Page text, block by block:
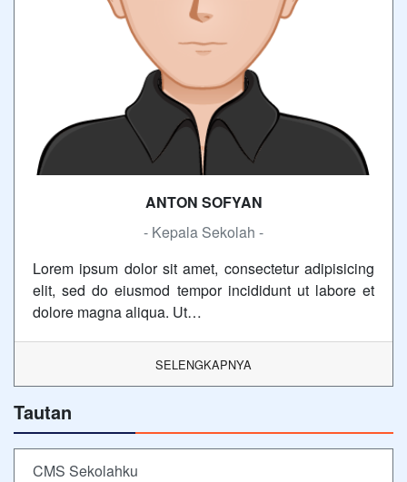
ANTON SOFYAN
- Kepala Sekolah -
Lorem ipsum dolor sit amet, consectetur adipisicing
elit, sed do eiusmod tempor incididunt ut labore et
dolore magna aliqua. Ut…
SELENGKAPNYA
Tautan
CMS Sekolahku